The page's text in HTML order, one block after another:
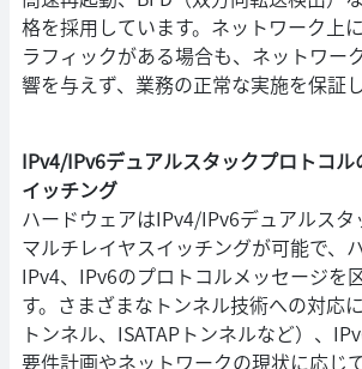
格を採用しています。ネットワーク上
ラフィックがある場合も、ネットワー
響を与えず、業務の正常な実施を保証し
IPv4/IPv6デュアルスタックプロトコ
イッチング
ハードウェアはIPv4/IPv6デュアルス
マルチレイヤスイッチングが可能で、
IPv4、IPv6のプロトコルメッセージを
す。さまざまなトンネル技術への対応
トンネル、ISATAPトンネルなど）、
要件計画やネットワークの現状に応じ